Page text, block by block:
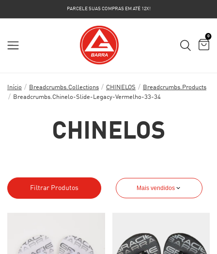
PARCELE SUAS COMPRAS EM ATÉ 12X!
0
Início / Breadcrumbs.collections / CHINELOS / Breadcrumbs.products
/ Breadcrumbs.chinelo-Slide-Legacy-Vermelho-33-34
CHINELOS
Filtrar Produtos Mais vendidos